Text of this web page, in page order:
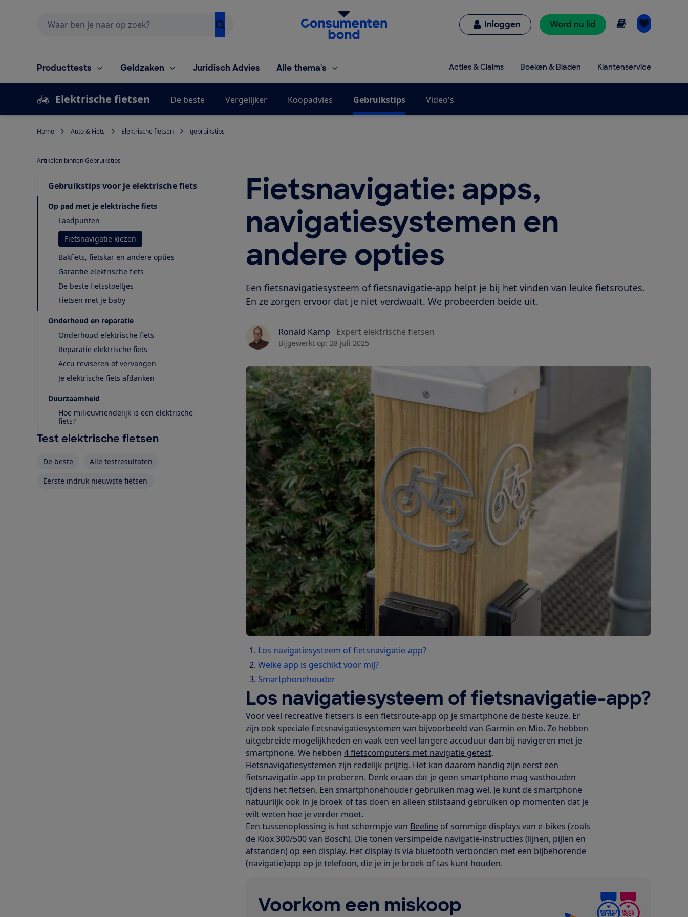
Homepage van de Consumentenbond
Inloggen Word nu lid Online lezen
Producttests Geldzaken Juridisch Advies Alle thema's Acties & Claims Boeken & Bladen Klantenservice
Elektrische fietsen De beste Vergelijker Koopadvies Gebruikstips Video's
Home Auto & Fiets Elektrische fietsen gebruikstips
Fietsnavigatie: apps,
navigatiesystemen en
andere opties
Een fietsnavigatiesysteem of fietsnavigatie-app helpt je bij het vinden van leuke fietsroutes.
En ze zorgen ervoor dat je niet verdwaalt. We probeerden beide uit.
Ronald Kamp Expert elektrische fietsen
Bijgewerkt op: 28 juli 2025
Los navigatiesysteem of fietsnavigatie-app?
Welke app is geschikt voor mij?
Smartphonehouder
Los navigatiesysteem of fietsnavigatie-app?
Voor veel recreative fietsers is een fietsroute-app op je smartphone de beste keuze. Er
zijn ook speciale fietsnavigatiesystemen van bijvoorbeeld van Garmin en Mio. Ze hebben
uitgebreide mogelijkheden en vaak een veel langere accuduur dan bij navigeren met je
smartphone. We hebben 4 fietscomputers met navigatie getest.
Fietsnavigatiesystemen zijn redelijk prijzig. Het kan daarom handig zijn eerst een
fietsnavigatie-app te proberen. Denk eraan dat je geen smartphone mag vasthouden
tijdens het fietsen. Een smartphonehouder gebruiken mag wel. Je kunt de smartphone
natuurlijk ook in je broek of tas doen en alleen stilstaand gebruiken op momenten dat je
wilt weten hoe je verder moet.
Een tussenoplossing is het schermpje van Beeline of sommige displays van e-bikes (zoals
de Kiox 300/500 van Bosch). Die tonen versimpelde navigatie-instructies (lijnen, pijlen en
afstanden) op een display. Het display is via bluetooth verbonden met een bijbehorende
(navigatie)app op je telefoon, die je in je broek of tas kunt houden.
Voorkom een miskoop
Artikelen binnen Gebruikstips
Gebruikstips voor je elektrische fiets
Op pad met je elektrische fiets
Laadpunten
Fietsnavigatie kiezen
Bakfiets, fietskar en andere opties
Garantie elektrische fiets
De beste fietsstoeltjes
Fietsen met je baby
Onderhoud en reparatie
Onderhoud elektrische fiets
Reparatie elektrische fiets
Accu reviseren of vervangen
Je elektrische fiets afdanken
Duurzaamheid
Hoe milieuvriendelijk is een elektrische
fiets?
Test elektrische fietsen
De beste
Alle testresultaten
Eerste indruk nieuwste fietsen